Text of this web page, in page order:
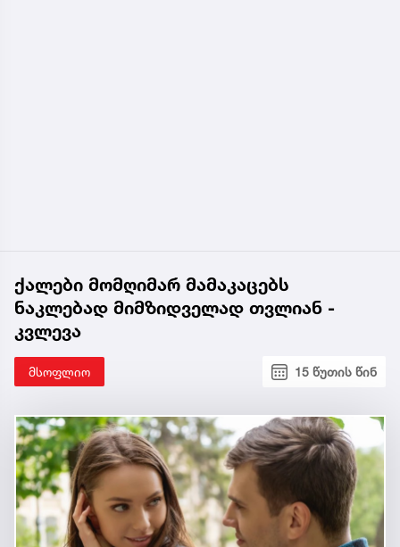
ქალები მომღიმარ მამაკაცებს
ნაკლებად მიმზიდველად თვლიან -
კვლევა
მსოფლიო 15 წუთის წინ